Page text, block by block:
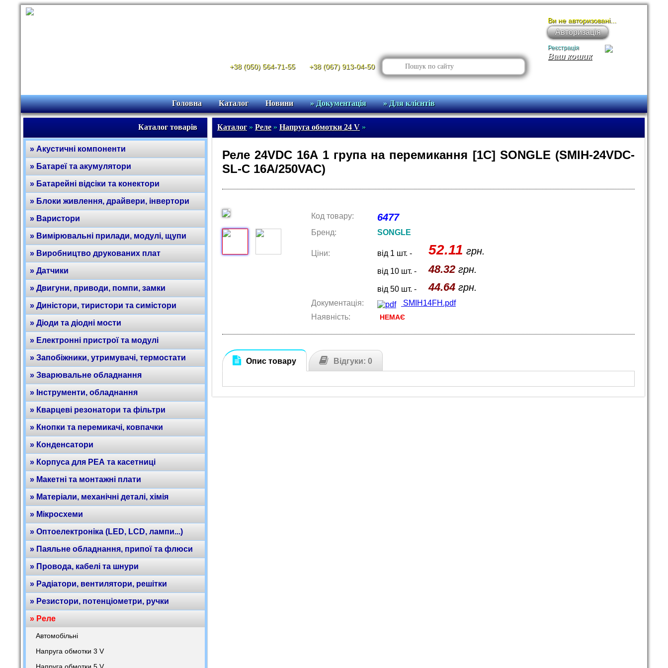
+38 (050) 564-71-55 +38 (067) 913-04-50
Ваш кошик
Ви не авторизовані...
Авторизація
Реєстрація
Головна Каталог Новини » Документація » Для клієнтів
Каталог товарів
» Акустичні компоненти
» Батареї та акумулятори
» Батарейні відсіки та конектори
» Блоки живлення, драйвери, інвертори
» Варистори
» Вимірювальні прилади, модулі, щупи
» Виробництво друкованих плат
» Датчики
» Двигуни, приводи, помпи, замки
» Диністори, тиристори та симістори
» Діоди та діодні мости
» Електронні пристрої та модулі
» Запобіжники, утримувачі, термостати
» Зварювальне обладнання
» Інструменти, обладнання
» Кварцеві резонатори та фільтри
» Кнопки та перемикачі, ковпачки
» Конденсатори
» Корпуса для РЕА та касетниці
» Макетні та монтажні плати
» Матеріали, механічні деталі, хімія
» Мікросхеми
» Оптоелектроніка (LED, LCD, лампи...)
» Паяльне обладнання, припої та флюси
» Провода, кабелі та шнури
» Радіатори, вентилятори, решітки
» Резистори, потенціометри, ручки
» Реле
Автомобільні
Напруга обмотки 3 V
Каталог» Реле» Напруга обмотки 24 V»
Реле 24VDC 16A 1 група на перемикання [1C] SONGLE (SMIH-24VDC-
SL-C 16A/250VAC)
Код товару: 6477
Бренд: SONGLE
Ціни: від 1 шт. - 52.11 грн.
від 10 шт. - 48.32 грн.
від 50 шт. - 44.64 грн.
Документація:
SMIH14FH.pdf
Наявність:
НЕМАЄ
Опис товару Відгуки: 0